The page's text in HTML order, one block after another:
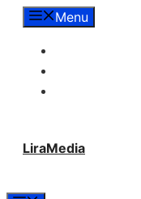
LangsungMenu
LiraMedia